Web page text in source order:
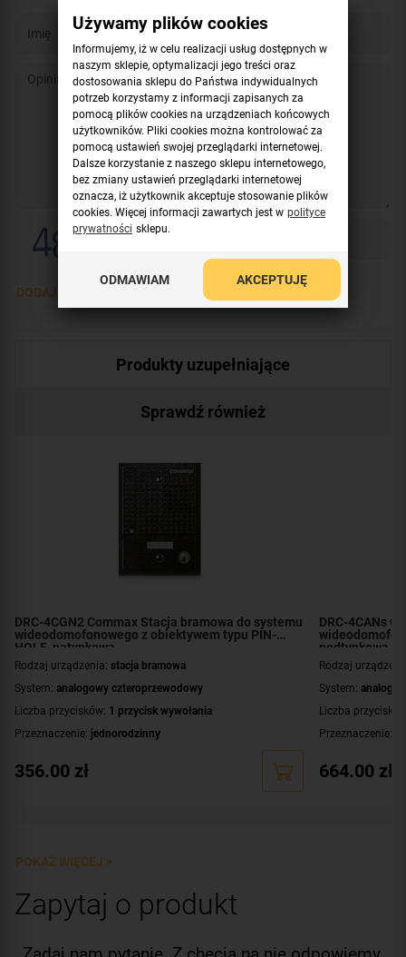
DODAJ OPINIĘ >
Produkty uzupełniające
Sprawdź również
DRC-4CGN2 Commax Stacja bramowa do systemu
wideodomofonowego z obiektywem typu PIN-
HOLE, natynkowa
Rodzaj urządzenia: stacja bramowa
System: analogowy czteroprzewodowy
Liczba przycisków: 1 przycisk wywołania
Przeznaczenie: jednorodzinny
356.00 zł
DRC-4CANs
podtynkowa
Rodzaj
System:
Liczba
Przeznaczenie:
664.00 zł
POKAŻ WIĘCEJ >
Zapytaj o produkt
Używamy plików cookies
Informujemy, iż w celu realizacji usług dostępnych w
naszym sklepie, optymalizacji jego treści oraz
dostosowania sklepu do Państwa indywidualnych
potrzeb korzystamy z informacji zapisanych za
pomocą plików cookies na urządzeniach końcowych
użytkowników. Pliki cookies można kontrolować za
pomocą ustawień swojej przeglądarki internetowej.
Dalsze korzystanie z naszego sklepu internetowego,
bez zmiany ustawień przeglądarki internetowej
oznacza, iż użytkownik akceptuje stosowanie plików
cookies. Więcej informacji zawartych jest w polityce
prywatności sklepu.
ODMAWIAM AKCEPTUJĘ